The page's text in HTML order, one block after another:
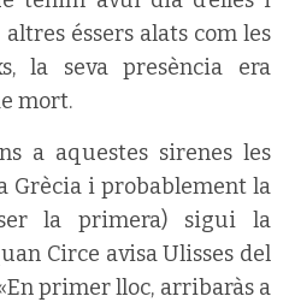
éssers alats com les
la seva presència era
mort.
a aquestes sirenes les
Grècia i probablement la
la primera) sigui la
Circe avisa Ulisses del
primer lloc, arribaràs a